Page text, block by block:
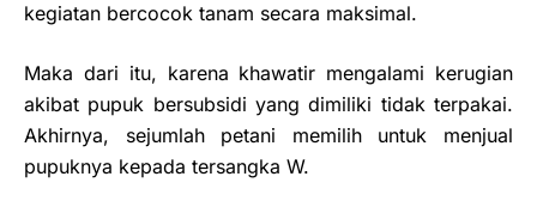
kegiatan bercocok tanam secara maksimal.
Maka dari itu, karena khawatir mengalami kerugian
akibat pupuk bersubsidi yang dimiliki tidak terpakai.
Akhirnya, sejumlah petani memilih untuk menjual
pupuknya kepada tersangka W.